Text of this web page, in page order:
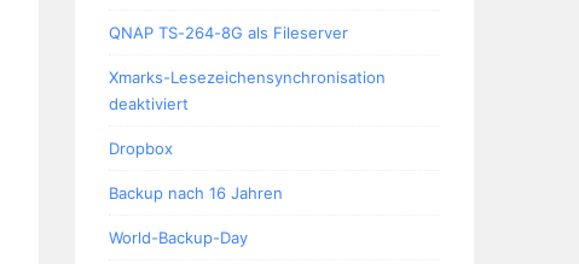
QNAP TS-264-8G als Fileserver
Xmarks-Lesezeichensynchronisation
deaktiviert
Dropbox
Backup nach 16 Jahren
World-Backup-Day